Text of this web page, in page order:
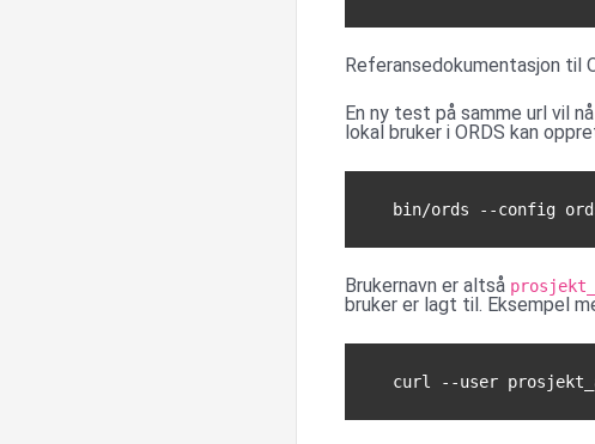
Referansedokumentasjon til
En ny test på samme url vil
lokal bruker i ORDS kan
bin/ords --config
Brukernavn er altså
bruker er lagt til. Eksempel